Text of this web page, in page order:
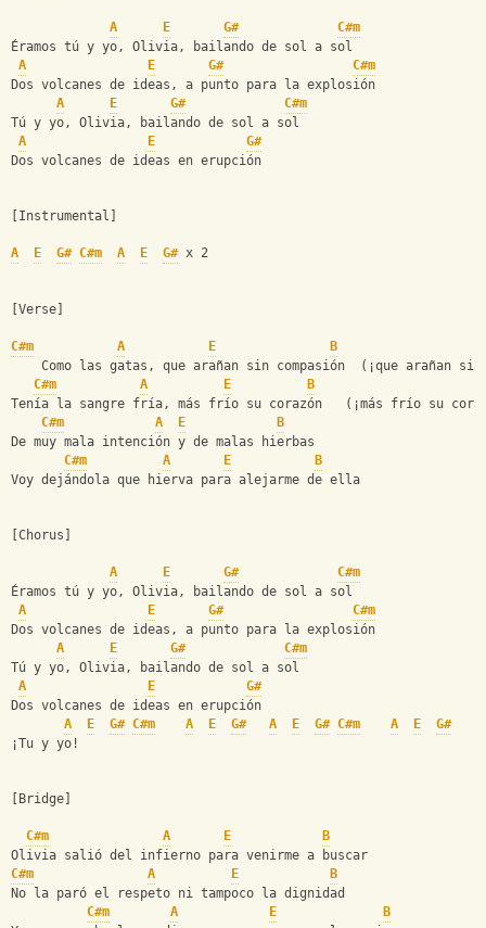
A E G#
C#m
Éramos tú y yo, Olivia, bailando de sol a sol
A
E G#
C#m
Dos volcanes de ideas, a punto para la explosión
A
E G#
C#m
Tú y yo, Olivia, bailando de sol a sol
A
E
G#
Dos volcanes de ideas en erupción
[Instrumental]
A E G# C#m A E G# x 2
[Verse]
C#m A E
B
Como las gatas, que arañan sin compasión  (¡que arañan sin
C#m
A E
B
Tenía la sangre fría, más frío su corazón   (¡más frío su
C#m
A E
B
De muy mala intención y de malas hierbas
C#m
A E
B
Voy dejándola que hierva para alejarme de ella
[Chorus]
A E G#
C#m
Éramos tú y yo, Olivia, bailando de sol a sol
A
E G#
C#m
Dos volcanes de ideas, a punto para la explosión
A
E G#
C#m
Tú y yo, Olivia, bailando de sol a sol
A
E
G#
Dos volcanes de ideas en erupción
A
E G# C#m A E G# A E G# C#m A E
G#
¡Tu y yo!
[Bridge]
C#m A E
B
Olivia salió del infierno para venirme a buscar
C#m
A E
B
No la paró el respeto ni tampoco la dignidad
C#m
A E
B